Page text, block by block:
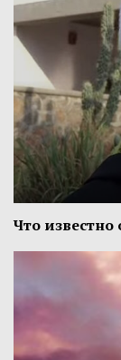
Что